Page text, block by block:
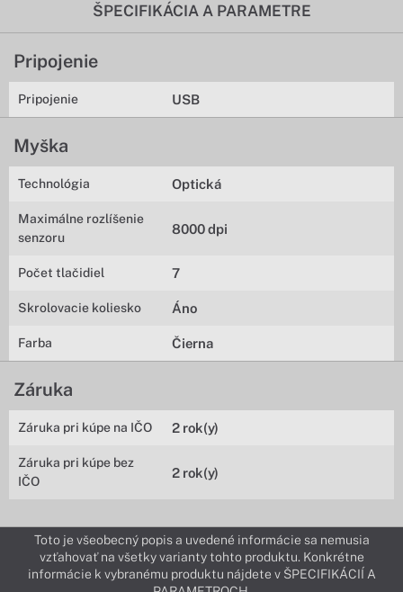
ŠPECIFIKÁCIA A PARAMETRE
Pripojenie
Pripojenie USB
Myška
Technológia Optická
Maximálne rozlíšenie
senzoru
8000 dpi
Počet tlačidiel 7
Skrolovacie koliesko Áno
Farba Čierna
Záruka
Záruka pri kúpe na IČO 2 rok(y)
Záruka pri kúpe bez
IČO
2 rok(y)
Toto je všeobecný popis a uvedené informácie sa nemusia
vzťahovať na všetky varianty tohto produktu. Konkrétne
informácie k vybranému produktu nájdete v ŠPECIFIKÁCIÍ A